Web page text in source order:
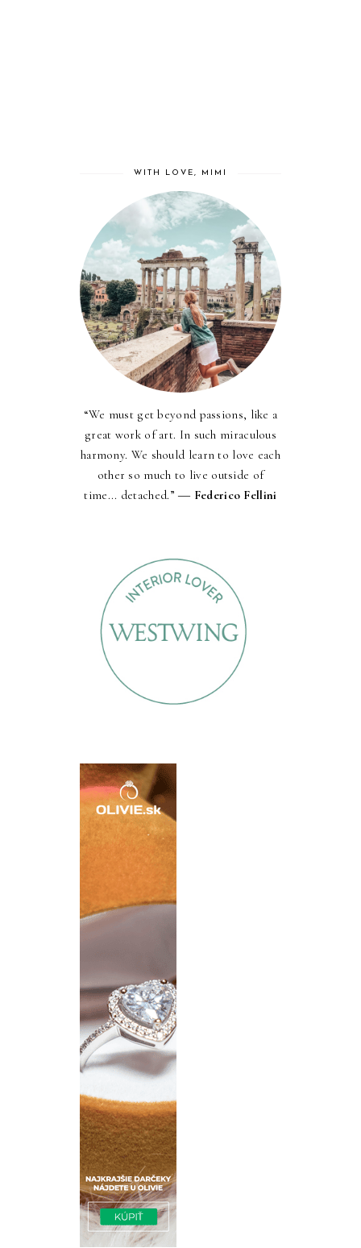
WITH LOVE, MIMI
“We must get beyond passions, like a
great work of art. In such miraculous
harmony. We should learn to love each
other so much to live outside of
time... detached.” ― Federico Fellini